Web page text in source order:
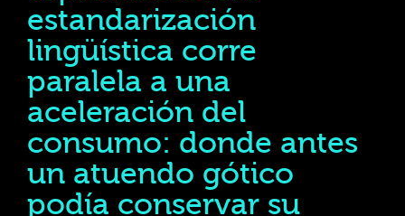
estandarización
lingüística corre
paralela a una
aceleración del
consumo: donde antes
un atuendo gótico
podía conservar su